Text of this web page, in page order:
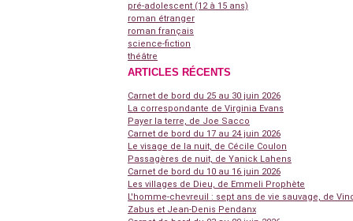
pré-adolescent (12 à 15 ans)
roman étranger
roman français
science-fiction
théâtre
ARTICLES RÉCENTS
Carnet de bord du 25 au 30 juin 2026
La correspondante de Virginia Evans
Payer la terre, de Joe Sacco
Carnet de bord du 17 au 24 juin 2026
Le visage de la nuit, de Cécile Coulon
Passagères de nuit, de Yanick Lahens
Carnet de bord du 10 au 16 juin 2026
Les villages de Dieu, de Emmeli Prophète
L'homme-chevreuil : sept ans de vie sauvage, de
Zabus et Jean-Denis Pendanx